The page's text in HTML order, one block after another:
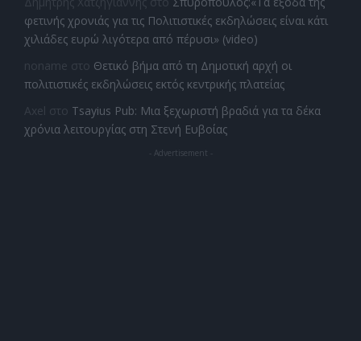
φετινής χρονιάς για τις Πολιτιστικές εκδηλώσεις είναι κάτι
χιλιάδες ευρώ λιγότερα από πέρυσι» (video)
noname στο Θετικό βήμα από τη Δημοτική αρχή οι
πολιτιστικές εκδηλώσεις εκτός κεντρικής πλατείας
Axel στο Tsayius Pub: Μια ξεχωριστή βραδιά για τα δέκα
χρόνια λειτουργίας στη Στενή Ευβοίας
- Advertisement -